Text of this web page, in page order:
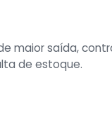
maior saída,
de estoque.